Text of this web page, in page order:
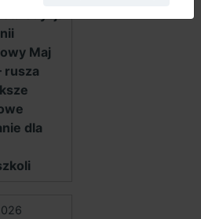
Maj
rusza
dla